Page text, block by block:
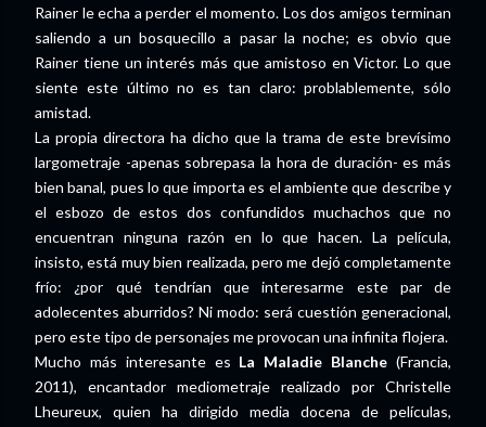
Rainer le echa a perder el momento. Los dos amigos terminan
saliendo a un bosquecillo a pasar la noche; es obvio que
Rainer tiene un interés más que amistoso en Victor. Lo que
siente este último no es tan claro: problablemente, sólo
amistad.
La propia directora ha dicho que la trama de este brevísimo
largometraje -apenas sobrepasa la hora de duración- es más
bien banal, pues lo que importa es el ambiente que describe y
el esbozo de estos dos confundidos muchachos que no
encuentran ninguna razón en lo que hacen. La película,
insisto, está muy bien realizada, pero me dejó completamente
frío: ¿por qué tendrían que interesarme este par de
adolecentes aburridos? Ni modo: será cuestión generacional,
pero este tipo de personajes me provocan una infinita flojera.
Mucho más interesante es La Maladie Blanche (Francia,
2011), encantador mediometraje realizado por Christelle
Lheureux, quien ha dirigido media docena de películas,